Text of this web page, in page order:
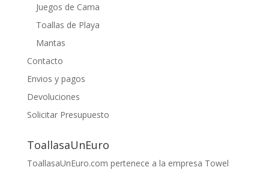
Juegos de Cama
Toallas de Playa
Mantas
Contacto
Envios y pagos
Devoluciones
Solicitar Presupuesto
ToallasaUnEuro
ToallasaUnEuro.com pertenece a la empresa Towel